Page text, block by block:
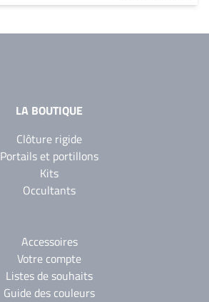
LA BOUTIQUE
Clôture rigide
Portails et portillons
Kits
Occultants
Accessoires
Votre compte
Listes de souhaits
Guide des couleurs